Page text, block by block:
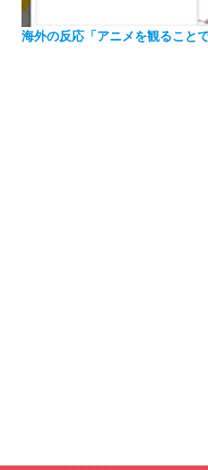
海外の反応「アニメを観ること